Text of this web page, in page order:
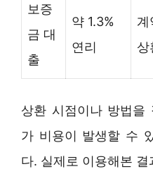
보증
금 대
출
약 1.3%
연리
계
상
상환 시점이나 방법을
가 비용이 발생할 수
다. 실제로 이용해본